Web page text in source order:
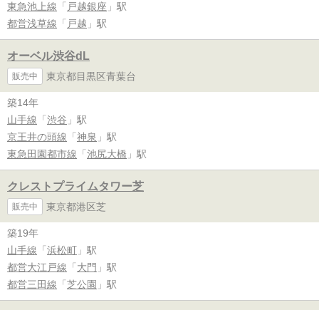
東急池上線 「 戸越銀座 」駅
都営浅草線 「 戸越 」駅
オーベル渋谷dL
販売中 東京都目黒区青葉台
築14年
山手線 「 渋谷 」駅
京王井の頭線 「 神泉 」駅
東急田園都市線 「 池尻大橋 」駅
クレストプライムタワー芝
販売中 東京都港区芝
築19年
山手線 「 浜松町 」駅
都営大江戸線 「 大門 」駅
都営三田線 「 芝公園 」駅